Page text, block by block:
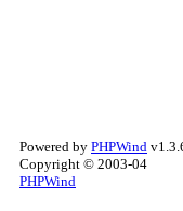
Powered by PHPWind
Copyright © 2003-04
PHPWind